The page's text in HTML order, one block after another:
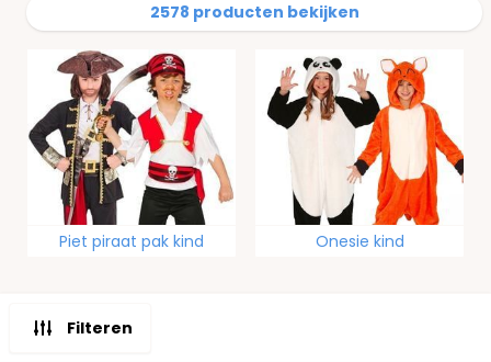
2578 producten bekijken
Piet piraat pak kind Onesie kind
Filteren